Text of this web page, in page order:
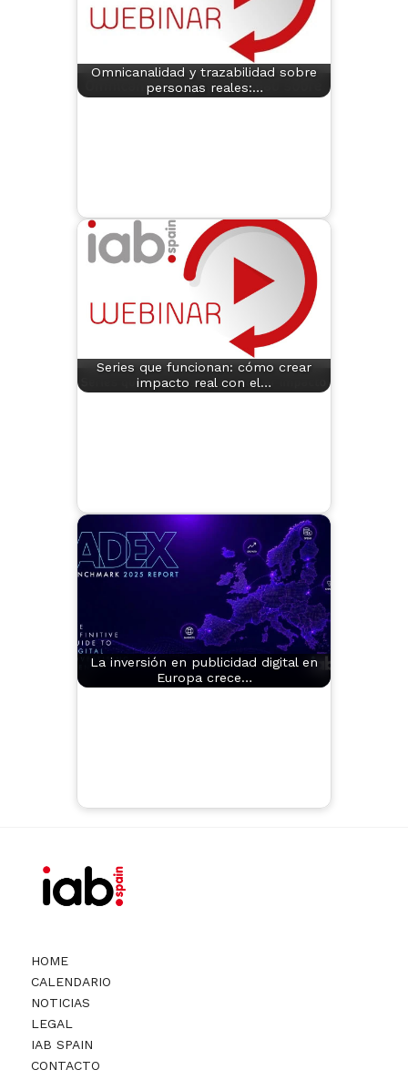
Omnicanalidad y trazabilidad sobre
personas reales:…
Series que funcionan: cómo crear
impacto real con el…
La inversión en publicidad digital en
Europa crece…
HOME
CALENDARIO
NOTICIAS
LEGAL
IAB SPAIN
CONTACTO